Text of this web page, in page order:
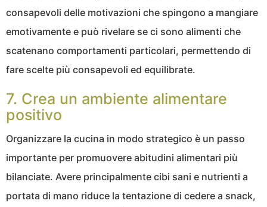
consapevoli delle motivazioni che spingono a mangiare
emotivamente e può rivelare se ci sono alimenti che
scatenano comportamenti particolari, permettendo di
fare scelte più consapevoli ed equilibrate.
7. Crea un ambiente alimentare
positivo
Organizzare la cucina in modo strategico è un passo
importante per promuovere abitudini alimentari più
bilanciate. Avere principalmente cibi sani e nutrienti a
portata di mano riduce la tentazione di cedere a snack,